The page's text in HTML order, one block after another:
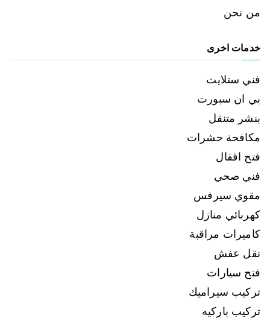
من نحن
خدمات اخرى
فني ستلايت
بي ان سبورت
بنشر متنقل
مكافحة حشرات
فتح اقفال
فني صحي
مقوي سيرفس
كهربائي منازل
كاميرات مراقبة
نقل عفش
فتح سيارات
تركيب سيراميك
تركيب باركيه